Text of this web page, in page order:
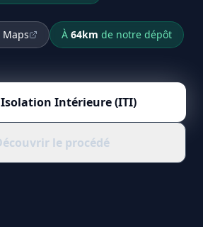
Maps À 64km de notre dépôt
Isolation Intérieure (ITI)
le procédé